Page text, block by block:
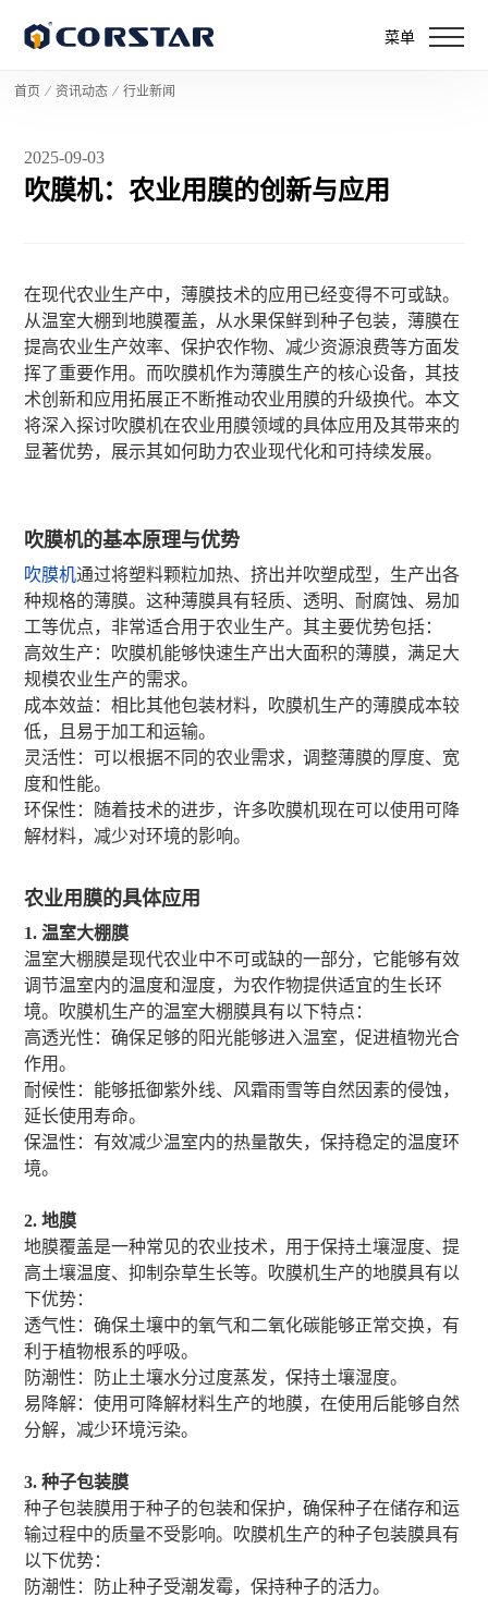
菜单
首页 ⁄资讯动态 ⁄行业新闻
2025-09-03
吹膜机：农业用膜的创新与应用
在现代农业生产中，薄膜技术的应用已经变得不可或缺。
从温室大棚到地膜覆盖，从水果保鲜到种子包装，薄膜在
提高农业生产效率、保护农作物、减少资源浪费等方面发
挥了重要作用。而吹膜机作为薄膜生产的核心设备，其技
术创新和应用拓展正不断推动农业用膜的升级换代。本文
将深入探讨吹膜机在农业用膜领域的具体应用及其带来的
显著优势，展示其如何助力农业现代化和可持续发展。
吹膜机的基本原理与优势
吹膜机通过将塑料颗粒加热、挤出并吹塑成型，生产出各
种规格的薄膜。这种薄膜具有轻质、透明、耐腐蚀、易加
工等优点，非常适合用于农业生产。其主要优势包括：
高效生产：吹膜机能够快速生产出大面积的薄膜，满足大
规模农业生产的需求。
成本效益：相比其他包装材料，吹膜机生产的薄膜成本较
低，且易于加工和运输。
灵活性：可以根据不同的农业需求，调整薄膜的厚度、宽
度和性能。
环保性：随着技术的进步，许多吹膜机现在可以使用可降
解材料，减少对环境的影响。
农业用膜的具体应用
1. 温室大棚膜
温室大棚膜是现代农业中不可或缺的一部分，它能够有效
调节温室内的温度和湿度，为农作物提供适宜的生长环
境。吹膜机生产的温室大棚膜具有以下特点：
高透光性：确保足够的阳光能够进入温室，促进植物光合
作用。
耐候性：能够抵御紫外线、风霜雨雪等自然因素的侵蚀，
延长使用寿命。
保温性：有效减少温室内的热量散失，保持稳定的温度环
境。
2. 地膜
地膜覆盖是一种常见的农业技术，用于保持土壤湿度、提
高土壤温度、抑制杂草生长等。吹膜机生产的地膜具有以
下优势：
透气性：确保土壤中的氧气和二氧化碳能够正常交换，有
利于植物根系的呼吸。
防潮性：防止土壤水分过度蒸发，保持土壤湿度。
易降解：使用可降解材料生产的地膜，在使用后能够自然
分解，减少环境污染。
3. 种子包装膜
种子包装膜用于种子的包装和保护，确保种子在储存和运
输过程中的质量不受影响。吹膜机生产的种子包装膜具有
以下优势：
防潮性：防止种子受潮发霉，保持种子的活力。